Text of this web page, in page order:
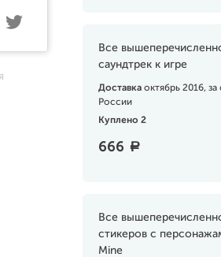
Все
саундтрек к игре
Доставка октябрь 2016, за
России
Куплено 2
666 a
Все
стикеров с
Mine